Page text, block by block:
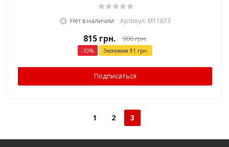
Нет в наличии Артикул: М11673
815грн. 906грн.
-10% Экономия 91 грн.
Подписаться
1 2 3